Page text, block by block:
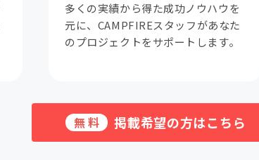
多くの実績から得た成功ノウハウを
元に、CAMPFIREスタッフがあなた
のプロジェクトをサポートします。
無料 掲載希望の方はこちら